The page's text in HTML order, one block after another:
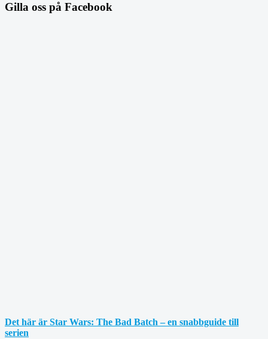
Gilla oss på Facebook
Det här är Star Wars: The Bad Batch – en snabbguide till
serien